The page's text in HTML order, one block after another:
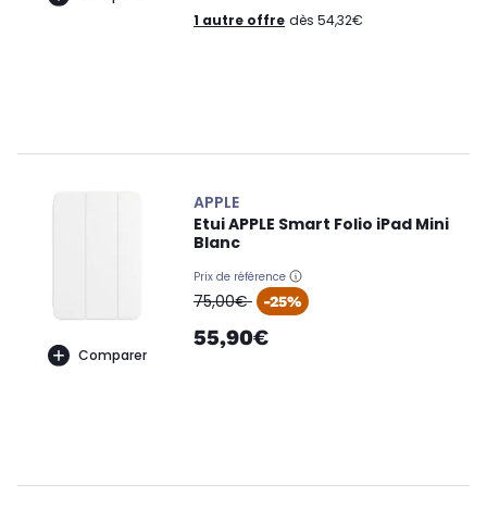
1 autre offre dès 54,32€
Comparer
APPLE
Etui APPLE Smart Folio iPad Mini
Blanc
Prix de référence
oldPrice
75,00€ -25%
55,90€